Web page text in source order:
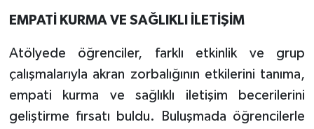
EMPATİ KURMA VE SAĞLIKLI İLETİŞİM
Atölyede öğrenciler, farklı etkinlik ve grup
çalışmalarıyla akran zorbalığının etkilerini tanıma,
empati kurma ve sağlıklı iletişim becerilerini
geliştirme fırsatı buldu. Buluşmada öğrencilerle